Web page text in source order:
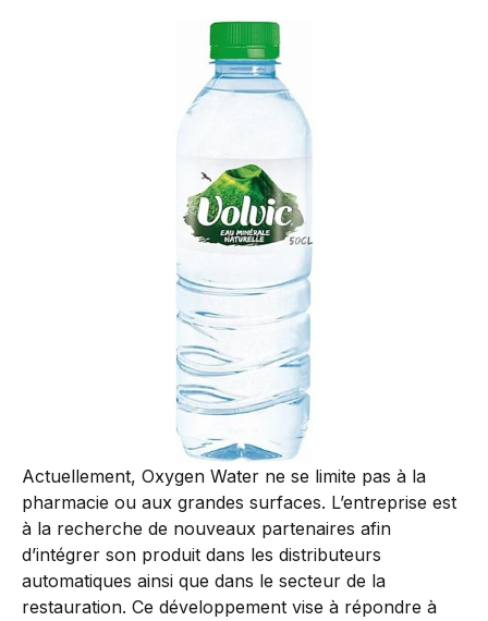
Actuellement, Oxygen Water ne se limite pas à la
pharmacie ou aux grandes surfaces. L’entreprise est
à la recherche de nouveaux partenaires afin
d’intégrer son produit dans les distributeurs
automatiques ainsi que dans le secteur de la
restauration. Ce développement vise à répondre à